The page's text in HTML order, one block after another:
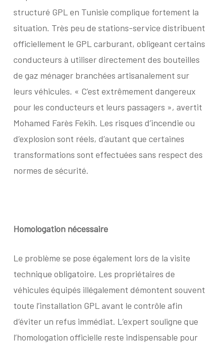
structuré GPL en Tunisie complique fortement la
situation. Très peu de stations-service distribuent
officiellement le GPL carburant, obligeant certains
conducteurs à utiliser directement des bouteilles
de gaz ménager branchées artisanalement sur
leurs véhicules. « C’est extrêmement dangereux
pour les conducteurs et leurs passagers », avertit
Mohamed Farès Fekih. Les risques d’incendie ou
d’explosion sont réels, d’autant que certaines
transformations sont effectuées sans respect des
normes de sécurité.
Homologation nécessaire
Le problème se pose également lors de la visite
technique obligatoire. Les propriétaires de
véhicules équipés illégalement démontent souvent
toute l’installation GPL avant le contrôle afin
d’éviter un refus immédiat. L’expert souligne que
l’homologation officielle reste indispensable pour